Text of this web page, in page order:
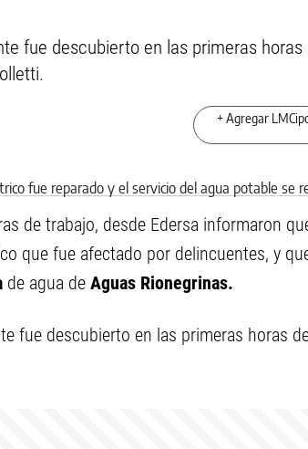
fue descubierto en las primeras
+ Agregar
de trabajo, desde Edersa informaron
que fue afectado por delincuentes, y
de agua de Aguas Rionegrinas.
fue descubierto en las primeras horas